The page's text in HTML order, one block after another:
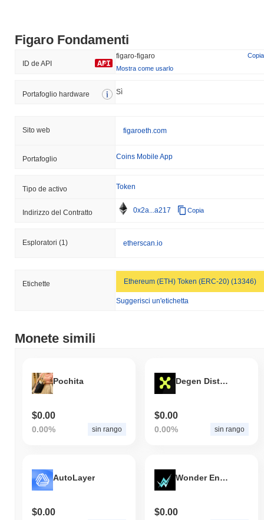
Figaro Fondamenti
ID de API
figaro-figaro
Copia
Mostra come usarlo
Portafoglio hardware Sì
Sito web figaroeth.com
Portafoglio Coins Mobile App
Tipo de activo Token
Indirizzo del Contratto 0x2a...a217 Copia
Esploratori (1) etherscan.io
Etichette Ethereum (ETH) Token (ERC-20) (13346)
Suggerisci un'etichetta
Monete simili
Pochita
$0.00
0.00% sin rango
Degen Distillery
$0.00
0.00% sin rango
AutoLayer
$0.00
Wonder Energy Technology
$0.00